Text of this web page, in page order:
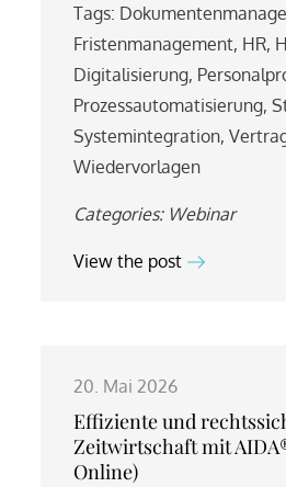
Tags:
Fristenmanagement, HR,
Digitalisierung,
Prozessautomatisierung,
Systemintegration,
Wiedervorlagen
Categories: Webinar
View the post
20. Mai 2026
Effiziente und
Zeitwirtschaft mit
Online)